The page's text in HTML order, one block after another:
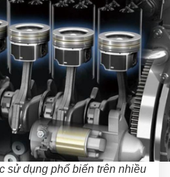
sử dụng phổ biến trên nhiều